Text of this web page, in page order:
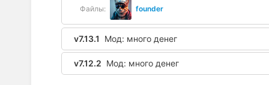
Файлы: founder
v7.13.1 Мод: много денег
v7.12.2 Мод: много денег